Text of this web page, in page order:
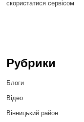
скористатися сервісом
Рубрики
Блоги
Відео
Вінницький район